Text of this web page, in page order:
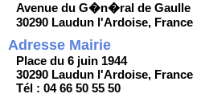
Avenue du G�n�ral de Gaulle
30290 Laudun l'Ardoise, France
Adresse Mairie
Place du 6 juin 1944
30290 Laudun l'Ardoise, France
Tél : 04 66 50 55 50